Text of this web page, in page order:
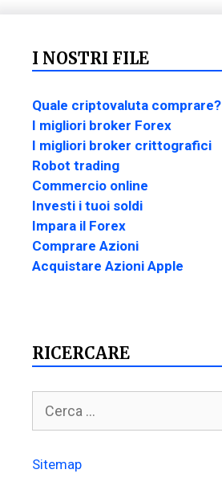
I NOSTRI FILE
Quale criptovaluta comprare?
I migliori broker Forex
I migliori broker crittografici
Robot trading
Commercio online
Investi i tuoi soldi
Impara il Forex
Comprare Azioni
Acquistare Azioni Apple
RICERCARE
Sitemap